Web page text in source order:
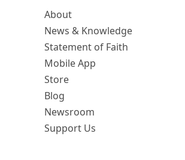
About
News & Knowledge
Statement of Faith
Mobile App
Store
Blog
Newsroom
Support Us